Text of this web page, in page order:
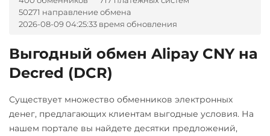
Tether Gold (XAUt)
Tezos (XTZ)
Tron (TRX)
TrueUSD (TUSD)
Uniswap (UNI)
ERC20
NOK
Альфа-Банк
50271 направление обмена
2026-08-09 04:25:33 время обновления
Выгодный обмен Alipay CNY на
Decred (DCR)
Существует множество обменников электронных
денег, предлагающих клиентам выгодные условия. На
нашем портале вы найдете десятки предложений,